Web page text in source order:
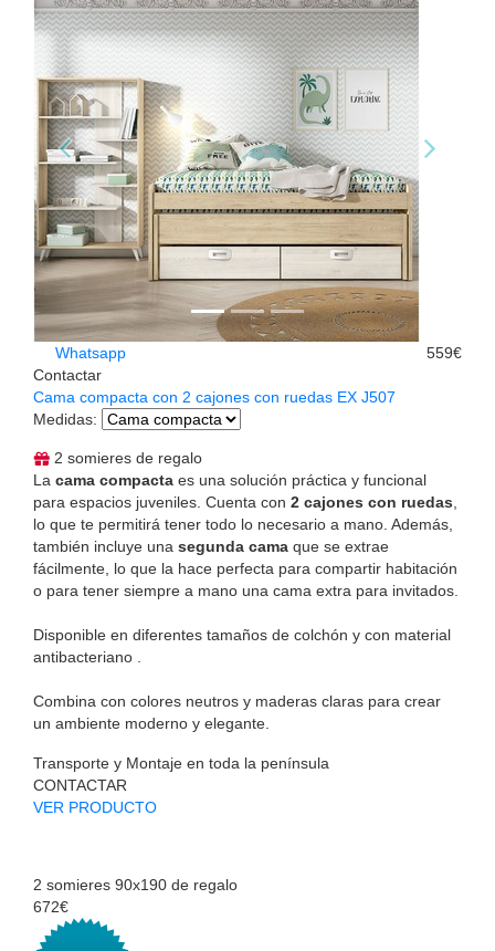
Whatsapp
Contactar
559€
Cama compacta con 2 cajones con ruedas EX J507
Medidas:
2 somieres de regalo
La cama compacta es una solución práctica y funcional
para espacios juveniles. Cuenta con 2 cajones con ruedas
lo que te permitirá tener todo lo necesario a mano. Además,
también incluye una segunda cama que se extrae
fácilmente, lo que la hace perfecta para compartir habitación
o para tener siempre a mano una cama extra para invitados.
Disponible en diferentes tamaños de colchón y con material
antibacteriano .
Combina con colores neutros y maderas claras para crear
un ambiente moderno y elegante.
Transporte y Montaje en toda la península
CONTACTAR
VER PRODUCTO
2 somieres 90x190 de regalo
672€